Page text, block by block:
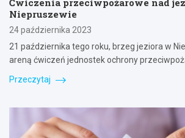
Ćwiczenia przeciwpożarowe nad
Niepruszewie
24 października 2023
21 października tego roku, brzeg jeziora w
areną ćwiczeń jednostek ochrony
Przeczytaj